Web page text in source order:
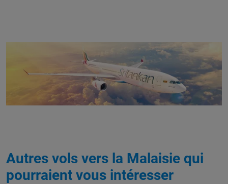
Autres vols vers la Malaisie qui
pourraient vous intéresser